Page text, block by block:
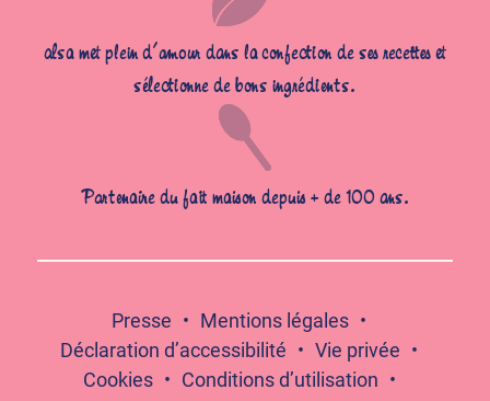
alsa met plein d’amour dans la confection de ses recettes et
sélectionne de bons ingrédients.
Partenaire du fait maison depuis + de 100 ans.
Presse
Mentions légales
Déclaration d’accessibilité
Vie privée
Cookies
Conditions d’utilisation